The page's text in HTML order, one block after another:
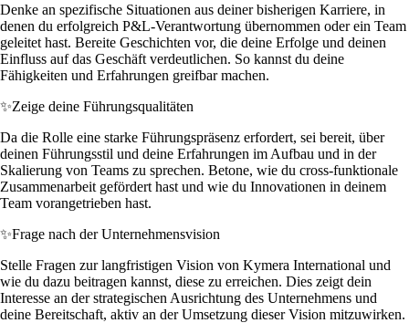
Denke an spezifische Situationen aus deiner bisherigen Karriere, in
denen du erfolgreich P&L-Verantwortung übernommen oder ein Team
geleitet hast. Bereite Geschichten vor, die deine Erfolge und deinen
Einfluss auf das Geschäft verdeutlichen. So kannst du deine
Fähigkeiten und Erfahrungen greifbar machen.
✨Zeige deine Führungsqualitäten
Da die Rolle eine starke Führungspräsenz erfordert, sei bereit, über
deinen Führungsstil und deine Erfahrungen im Aufbau und in der
Skalierung von Teams zu sprechen. Betone, wie du cross-funktionale
Zusammenarbeit gefördert hast und wie du Innovationen in deinem
Team vorangetrieben hast.
✨Frage nach der Unternehmensvision
Stelle Fragen zur langfristigen Vision von Kymera International und
wie du dazu beitragen kannst, diese zu erreichen. Dies zeigt dein
Interesse an der strategischen Ausrichtung des Unternehmens und
deine Bereitschaft, aktiv an der Umsetzung dieser Vision mitzuwirken.